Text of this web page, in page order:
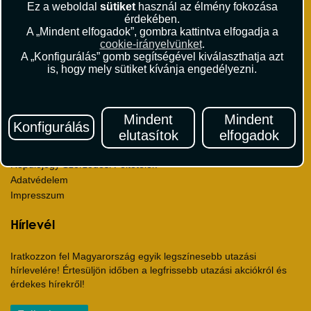
Ez a weboldal sütikethasznál az élmény fokozása
érdekében.
A „Mindent elfogadok”, gombra kattintva elfogadja a
cookie-irányelvünket.
A „Konfigurálás” gomb segítségével kiválaszthatja azt
is, hogy mely sütiket kívánja engedélyezni.
Konfigurálás
Mindent
elutasítok
Mindent
elfogadok
Sajtószoba
Viszonteladás
Pályázatok
Elismerések és díjak
Utazási Csomag Szerződési Feltételek
Útlemondás-biztosítás Szerződési Feltételek
Utasbiztosítás Szerződési Feltételek
Repülőjegy Szerződési Feltételek
Adatvédelem
Impresszum
Hírlevél
Iratkozzon fel Magyarország egyik legszínesebb utazási
hírlevelére! Értesüljön időben a legfrissebb utazási akciókról és
érdekes hírekről!